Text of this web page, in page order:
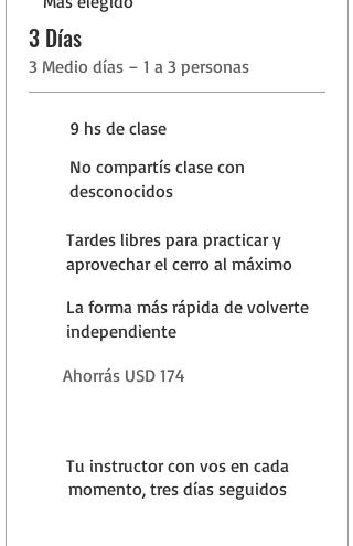
3 Días
3 Medio días – 1 a 3 personas
9 hs de clase
No compartís clase con
desconocidos
Tardes libres para practicar y
aprovechar el cerro al máximo
La forma más rápida de volverte
independiente
Ahorrás USD 174
Tu instructor con vos en cada
momento, tres días seguidos